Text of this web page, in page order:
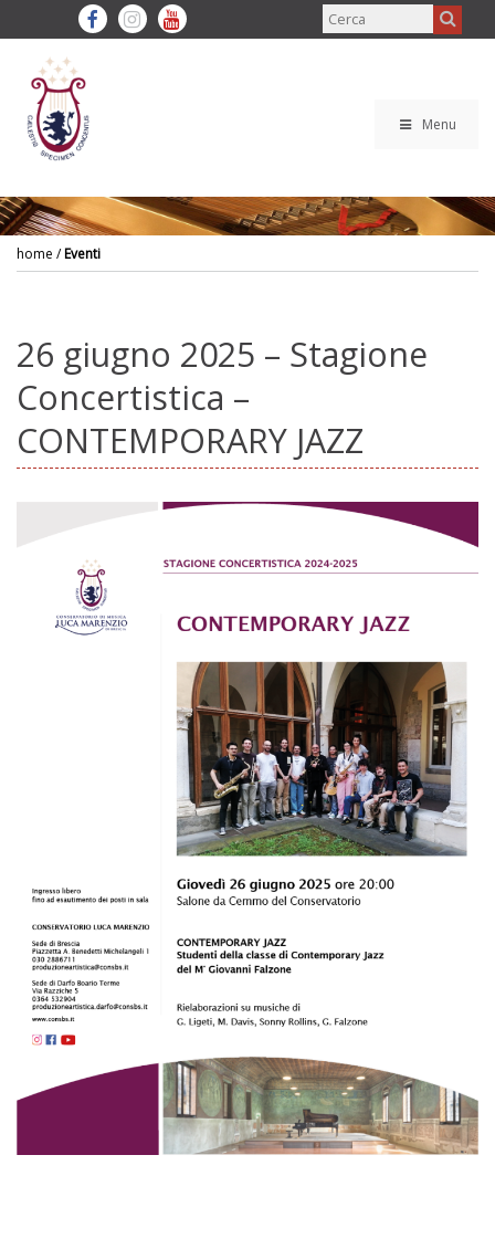
Menu
home /Eventi
26 giugno 2025 – Stagione
Concertistica –
CONTEMPORARY JAZZ